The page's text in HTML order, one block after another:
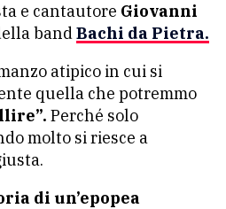
e cantautore Giovanni
bandBachi da Pietra.
atipico in cui si
quella che potremmo
Perché solo
molto si riesce a
di un’epopea